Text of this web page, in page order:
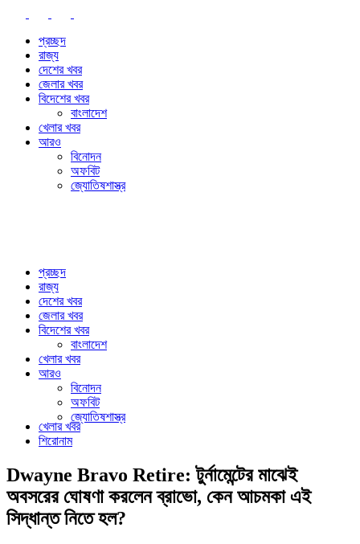
প্রচ্ছদ
রাজ্য
দেশের খবর
জেলার খবর
বিদেশের খবর
বাংলাদেশ
খেলার খবর
আরও
বিনোদন
অফবিট
জ্যোতিষশাস্ত্র
প্রচ্ছদ
রাজ্য
দেশের খবর
জেলার খবর
বিদেশের খবর
বাংলাদেশ
খেলার খবর
আরও
বিনোদন
অফবিট
জ্যোতিষশাস্ত্র
খেলার খবর
শিরোনাম
Dwayne Bravo Retire: টুর্নামেন্টের মাঝেই
অবসরের ঘোষণা করলেন ব্রাভো, কেন আচমকা এই
সিদ্ধান্ত নিতে হল?